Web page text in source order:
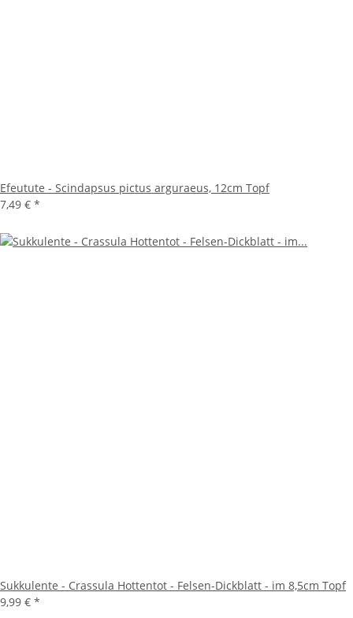
Efeutute - Scindapsus pictus arguraeus, 12cm Topf
7,49 € *
Sukkulente - Crassula Hottentot - Felsen-Dickblatt - im 8,5cm Topf
9,99 € *